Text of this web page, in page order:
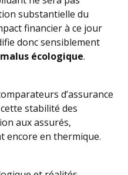
substantielle du
financier à ce jour
donc sensiblement
malus écologique.
d’assurance
stabilité des
aux assurés,
encore en thermique.